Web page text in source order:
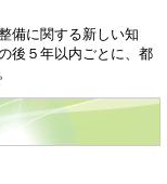
に関する新しい知
後５年以内ごとに、都